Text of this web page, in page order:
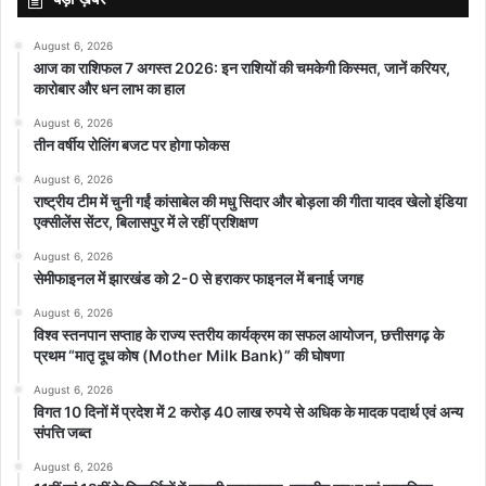
व्हाइट हाउस के मुताबिक, बाइडेन ने रविवार को इजरायल के पीएम बेंजामिन
दी जा रही है. और आने वाले दिनों में और सहायता दी जाएगी. बाइडेन ने हमास के
किया.
तनाव के बीच अमेरिकी वायु सेना ने भी अहम कदम उठाया है. अमेरिकी वायु सेना ने
कॉल साइन 'CLEAN01' के साथ KC-10A एक्सटेंडर एयरक्राफ्ट तैनात किए
है. समुद्री तट के पास से यह फिलिस्तीन और इजरायल पर नजर रख रहा है. आम
तौर पर यह 5 लड़ाकू विमानों के साथ रहता है.
अमेरिकी विदेश मंत्री एंटनी ब्लिंकन ने कहा, ये इजरायल और उसे समर्थन करने
वाले सभी लोगों के लिए चुनौती है. हम इस आतंकवादी हमले का विरोध करते हैं. हमें
यह सुनिश्चित हो सके कि वे दोबारा ऐसा कदम न उठाएं. इसमें कुछ समय लग सकता
August 6, 2026
आज का राशिफल 7 अगस्त 2026: इन राशियों की चमकेगी किस्मत, जानें करियर,
कारोबार और धन लाभ का हाल
August 6, 2026
तीन वर्षीय रोलिंग बजट पर होगा फोकस
August 6, 2026
राष्ट्रीय टीम में चुनी गईं कांसाबेल की मधु सिदार और बोड़ला की गीता यादव खेलो इंडिया
एक्सीलेंस सेंटर, बिलासपुर में ले रहीं प्रशिक्षण
August 6, 2026
सेमीफाइनल में झारखंड को 2-0 से हराकर फाइनल में बनाई जगह
August 6, 2026
विश्व स्तनपान सप्ताह के राज्य स्तरीय कार्यक्रम का सफल आयोजन, छत्तीसगढ़ के
प्रथम “मातृ दूध कोष (Mother Milk Bank)” की घोषणा
August 6, 2026
विगत 10 दिनों में प्रदेश में 2 करोड़ 40 लाख रुपये से अधिक के मादक पदार्थ एवं अन्य
संपत्ति जब्त
August 6, 2026